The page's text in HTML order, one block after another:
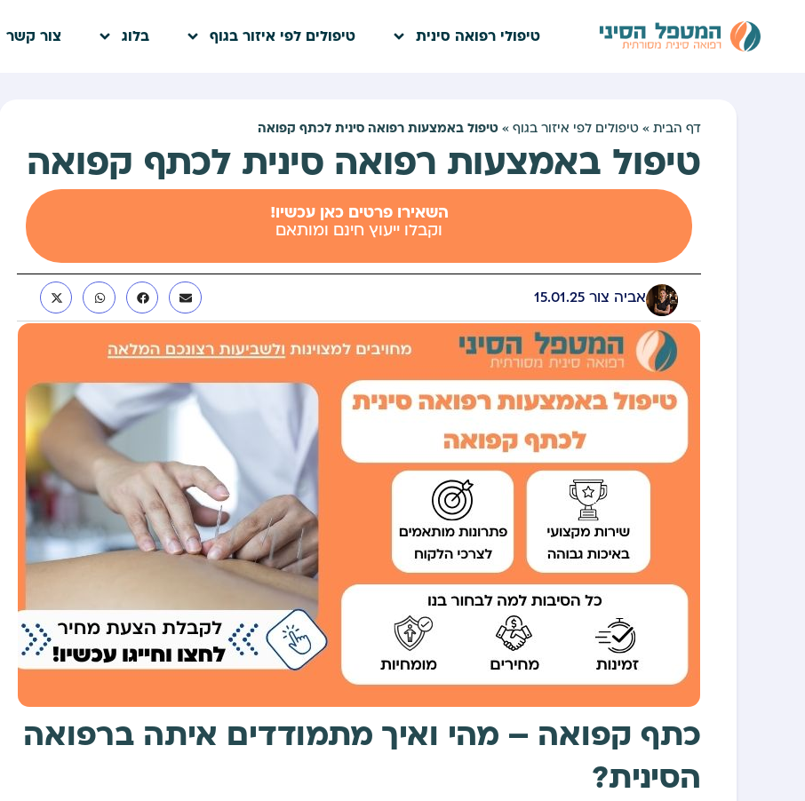
טיפולי רפואה סינית טיפולים לפי איזור בגוף בלוג צור קשר
דף הבית » טיפולים לפי איזור בגוף » טיפול באמצעות רפואה סינית לכתף קפואה
טיפול באמצעות רפואה סינית לכתף קפואה
השאירו פרטים כאן עכשיו!
וקבלו ייעוץ חינם ומותאם
אביה צור 15.01.25
כתף קפואה – מהי ואיך מתמודדים איתה ברפואה
הסינית?